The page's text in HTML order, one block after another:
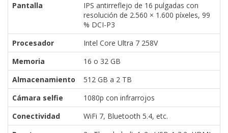
Pantalla
IPS antirreflejo de 16 pulgadas con
resolución de 2.560 × 1.600 píxeles, 99
% DCI-P3
Procesador
Intel Core Ultra 7 258V
Memoria
16 o 32 GB
Almacenamiento
512 GB a 2 TB
Cámara selfie
1080p con infrarrojos
Conectividad
WiFi 7, Bluetooth 5.4, etc.